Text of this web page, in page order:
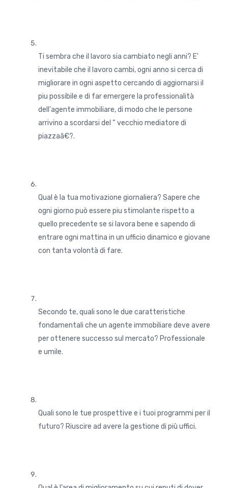
Ti sembra che il lavoro sia cambiato negli anni? E'
inevitabile che il lavoro cambi, ogni anno si cerca di
migliorare in ogni aspetto cercando di aggiornarsi il
piu possibile e di far emergere la professionalità
dell'agente immobiliare, di modo che le persone
arrivino a scordarsi del “ vecchio mediatore di
piazzaâ€?.
Qual è la tua motivazione giornaliera? Sapere che
ogni giorno può essere piu stimolante rispetto a
quello precedente se si lavora bene e sapendo di
entrare ogni mattina in un ufficio dinamico e giovane
con tanta volontà di fare.
Secondo te, quali sono le due caratteristiche
fondamentali che un agente immobiliare deve avere
per ottenere successo sul mercato? Professionale
e umile.
Quali sono le tue prospettive e i tuoi programmi per il
futuro? Riuscire ad avere la gestione di più uffici.